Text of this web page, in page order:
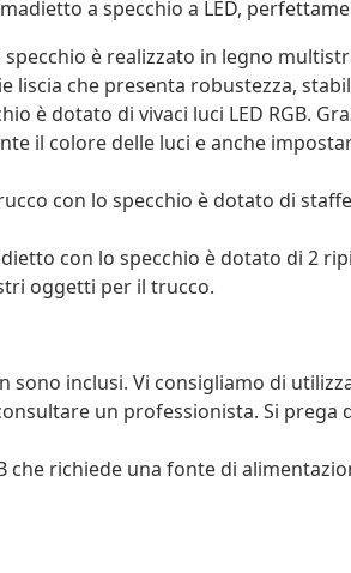
a specchio a LED,
è realizzato in legno
liscia che presenta robustezza,
è dotato di vivaci luci LED RGB.
il colore delle luci e anche
con lo specchio è dotato di
con lo specchio è dotato di 2
oggetti per il trucco.
inclusi. Vi consigliamo di
un professionista. Si prega
richiede una fonte di